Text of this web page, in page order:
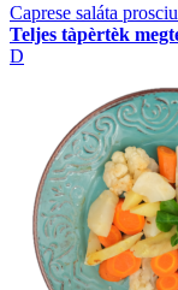
Caprese saláta
Teljes tàpèrtèk
D